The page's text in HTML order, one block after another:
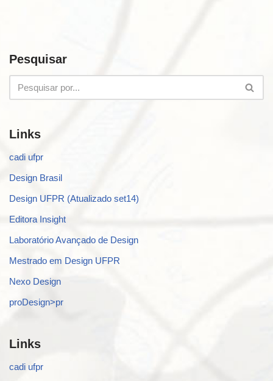
Pesquisar
Links
cadi ufpr
Design Brasil
Design UFPR (Atualizado set14)
Editora Insight
Laboratório Avançado de Design
Mestrado em Design UFPR
Nexo Design
proDesign>pr
Links
cadi ufpr